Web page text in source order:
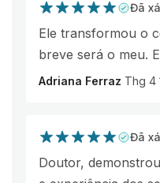
Đã
Ele transformou o
breve será o meu.
Adriana Ferraz Thg 4
Đã
Doutor,